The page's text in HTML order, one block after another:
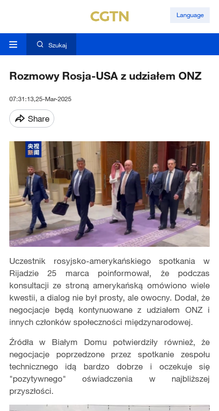
Language
Szukaj
Rozmowy Rosja-USA z udziałem ONZ
07:31:13,25-Mar-2025
Share
Uczestnik rosyjsko-amerykańskiego spotkania w
Rijadzie 25 marca poinformował, że podczas
konsultacji ze stroną amerykańską omówiono wiele
kwestii, a dialog nie był prosty, ale owocny. Dodał, że
negocjacje będą kontynuowane z udziałem ONZ i
innych członków społeczności międzynarodowej.
Źródła w Białym Domu potwierdziły również, że
negocjacje poprzedzone przez spotkanie zespołu
technicznego idą bardzo dobrze i oczekuje się
"pozytywnego" oświadczenia w najbliższej
przyszłości.